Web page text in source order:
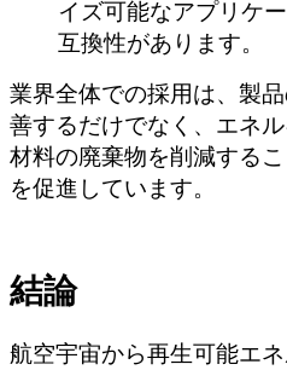
イズ可能なアプリケ
互換性があります。
業界全体での採用は、製
善するだけでなく、エネ
材料の廃棄物を削減する
を促進しています。
結論
航空宇宙から再生可能エ